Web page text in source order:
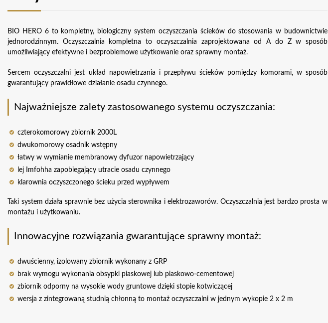
BIO HERO 6 to kompletny, biologiczny system oczyszczania ścieków do stosowania w budownictwie
jednorodzinnym. Oczyszczalnia kompletna to oczyszczalnia zaprojektowana od A do Z w sposób
umożliwiający efektywne i bezproblemowe użytkowanie oraz sprawny montaż.
Sercem oczyszczalni jest układ napowietrzania i przepływu ścieków pomiędzy komorami, w sposób
gwarantujący prawidłowe działanie osadu czynnego.
Najważniejsze zalety zastosowanego systemu oczyszczania:
czterokomorowy zbiornik 2000L
dwukomorowy osadnik wstępny
łatwy w wymianie membranowy dyfuzor napowietrzający
lej Imfohha zapobiegający utracie osadu czynnego
klarownia oczyszczonego ścieku przed wypływem
Taki system działa sprawnie bez użycia sterownika i elektrozaworów. Oczyszczalnia jest bardzo prosta w
montażu i użytkowaniu.
Innowacyjne rozwiązania gwarantujące sprawny montaż:
dwuścienny, izolowany zbiornik wykonany z GRP
brak wymogu wykonania obsypki piaskowej lub piaskowo-cementowej
zbiornik odporny na wysokie wody gruntowe dzięki stopie kotwiczącej
wersja z zintegrowaną studnią chłonną to montaż oczyszczalni w jednym wykopie 2 x 2 m